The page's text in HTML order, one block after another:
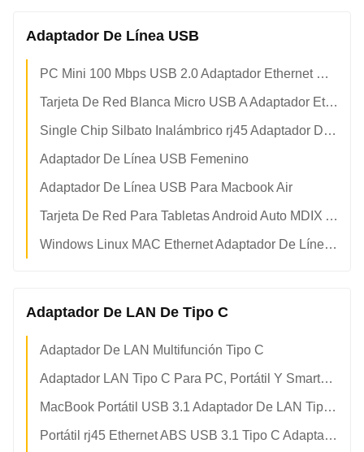
Adaptador De Línea USB
PC Mini 100 Mbps USB 2.0 Adaptador Ethernet De Gigabit
Tarjeta De Red Blanca Micro USB A Adaptador Ethernet rj45
Single Chip Silbato Inalámbrico rj45 Adaptador De Línea USB Femenino
Adaptador De Línea USB Femenino
Adaptador De Línea USB Para Macbook Air
Tarjeta De Red Para Tabletas Android Auto MDIX Adaptador De LAN USB
Windows Linux MAC Ethernet Adaptador De Línea USB De 100 Mbps
Adaptador De LAN De Tipo C
Adaptador De LAN Multifunción Tipo C
Adaptador LAN Tipo C Para PC, Portátil Y Smartphone De 10m/100m
MacBook Portátil USB 3.1 Adaptador De LAN Tipo C De 1000 Mbps
Portátil rj45 Ethernet ABS USB 3.1 Tipo C Adaptador De Línea